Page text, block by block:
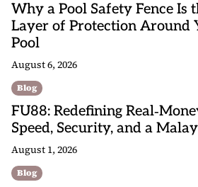
Why a Pool Safety Fence Is
Layer of Protection Around
Pool
August 6, 2026
Blog
FU88: Redefining
Speed, Security, and a
August 1, 2026
Blog